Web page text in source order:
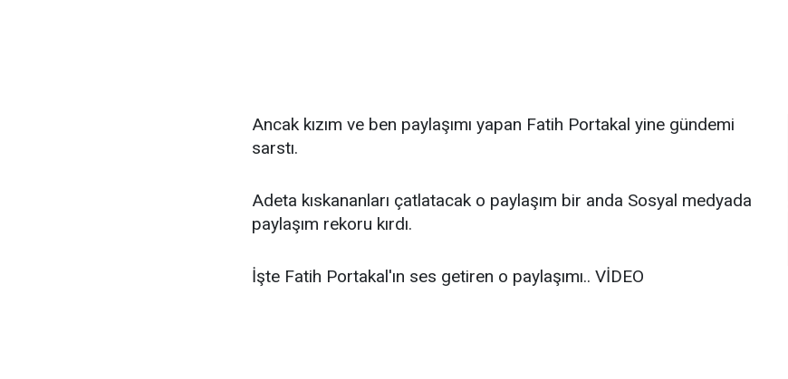
Ancak kızım ve ben paylaşımı yapan Fatih Portakal yine gündemi
sarstı.
Adeta kıskananları çatlatacak o paylaşım bir anda Sosyal medyada
paylaşım rekoru kırdı.
İşte Fatih Portakal'ın ses getiren o paylaşımı.. VİDEO